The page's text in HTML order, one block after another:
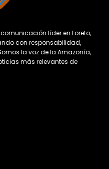
líder en Loreto,
con responsabilidad,
la voz de la Amazonía,
más relevantes de